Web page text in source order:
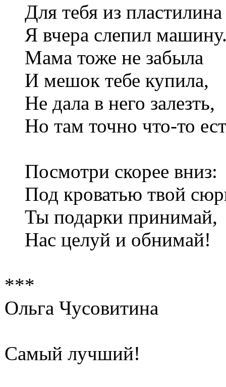
Для тебя из пластилина
Я вчера слепил
Мама тоже не забыла
И мешок тебе купила,
Не дала в него залезть,
Но там точно что-то
Посмотри скорее вниз:
Под кроватью твой
Ты подарки принимай,
Нас целуй и обнимай!
***
Ольга Чусовитина
Самый лучший!